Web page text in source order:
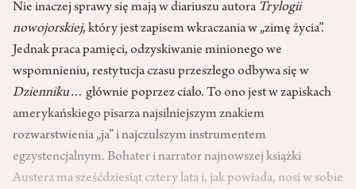
Nie inaczej sprawy się mają w diariuszu autora Trylogii
nowojorskiej, który jest zapisem wkraczania w „zimę życia”.
Jednak praca pamięci, odzyskiwanie minionego we
wspomnieniu, restytucja czasu przeszłego odbywa się w
Dzienniku… głównie poprzez ciało. To ono jest w zapiskach
amerykańskiego pisarza najsilniejszym znakiem
rozwarstwienia „ja” i najczulszym instrumentem
egzystencjalnym. Bohater i narrator najnowszej książki
Austera ma sześćdziesiąt cztery lata i, jak powiada, nosi w sobie